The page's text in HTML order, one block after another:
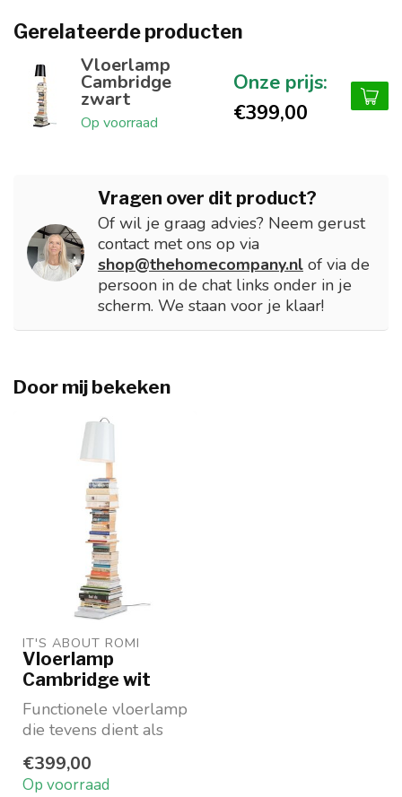
Gerelateerde producten
Vloerlamp
Cambridge
zwart
Op voorraad €399,00
Vragen over dit product?
Of wil je graag advies? Neem gerust
contact met ons op via
shop@thehomecompany.nl of via de
persoon in de chat links onder in je
scherm. We staan voor je klaar!
Door mij bekeken
IT'S ABOUT ROMI
Vloerlamp
Cambridge wit
Functionele vloerlamp
die tevens dient als
standaard en plank...
€399,00
Op voorraad